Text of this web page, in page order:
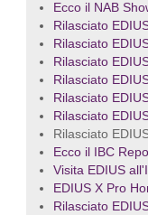
Ecco il NAB
Rilasciato
Rilasciato
Rilasciato
Rilasciato
Rilasciato
Rilasciato
Rilasciato
Ecco il IBC
Visita EDIUS
EDIUS X Pro
Rilasciato